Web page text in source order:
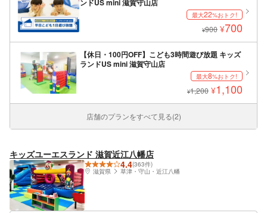
ンドUS mini 滋賀守山店
最大22%おトク!
¥900 ¥700
【休日・100円OFF】こども3時間遊び放題 キッズ
ランドUS mini 滋賀守山店
最大8%おトク!
¥1,200 ¥1,100
店舗のプランをすべて見る(2)
キッズユーエスランド 滋賀近江八幡店
4.4(363件)
滋賀県
草津・守山・近江八幡